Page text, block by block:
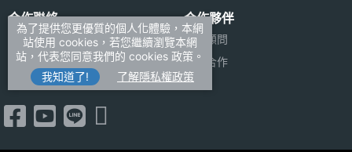
合作聯絡
廣告刊登
加入商店報價
新聞聯絡
合作夥伴
法律顧問
媒體合作
為了提供您更優質的個人化體驗，本網
站使用 cookies，若您繼續瀏覽本網
站，代表您同意我們的 cookies 政策。
我知道了!
了解隱私權政策